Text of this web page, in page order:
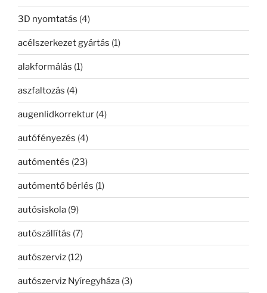
3D nyomtatás (4)
acélszerkezet gyártás (1)
alakformálás (1)
aszfaltozás (4)
augenlidkorrektur (4)
autófényezés (4)
autómentés (23)
autómentő bérlés (1)
autósiskola (9)
autószállítás (7)
autószerviz (12)
autószerviz Nyíregyháza (3)